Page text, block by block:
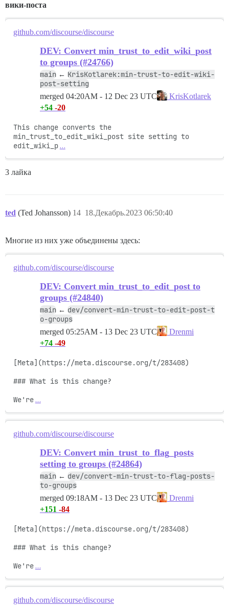
вики-поста
github.com/discourse/discourse
DEV: Convert min_trust_to_edit_wiki_post
to groups (#24766)
main ← KrisKotlarek:min-trust-to-edit-wiki-
post-setting
merged 04:20AM - 12 Dec 23 UTC
KrisKotlarek
+54 -20
This change converts the
min_trust_to_edit_wiki_post site setting to
edit_wiki_p …
3 лайка
ted (Ted Johansson) 18.Декабрь.2023 06:50:40
14
Многие из них уже объединены здесь:
github.com/discourse/discourse
DEV: Convert min_trust_to_edit_post to
groups (#24840)
main ← dev/convert-min-trust-to-edit-post-t
o-groups
merged 05:25AM - 13 Dec 23 UTC
Drenmi
+74 -49
[Meta](https://meta.discourse.org/t/283408)
### What is this change?
We're …
github.com/discourse/discourse
DEV: Convert min_trust_to_flag_posts
setting to groups (#24864)
main ← dev/convert-min-trust-to-flag-posts-
to-groups
merged 09:18AM - 13 Dec 23 UTC
Drenmi
+151 -84
[Meta](https://meta.discourse.org/t/283408)
### What is this change?
We're …
github.com/discourse/discourse